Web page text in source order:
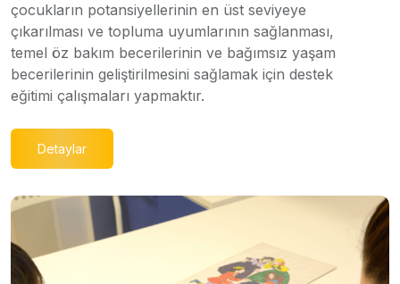
çocukların potansiyellerinin en üst seviyeye
çıkarılması ve topluma uyumlarının sağlanması,
temel öz bakım becerilerinin ve bağımsız yaşam
becerilerinin geliştirilmesini sağlamak için destek
eğitimi çalışmaları yapmaktır.
Detaylar